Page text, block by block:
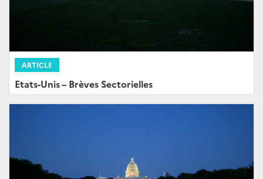
ARTICLE
Etats-Unis – Brèves Sectorielles